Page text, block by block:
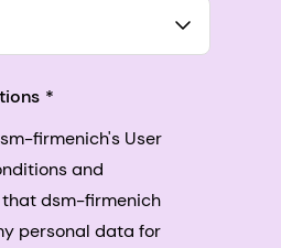
firmenich's User
and
dsm-firmenich
personal data for